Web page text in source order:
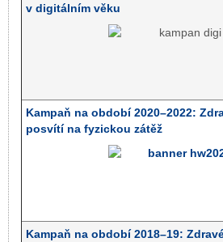
v digitálním věku
Kampaň na období 2020–2022:
posvítí na fyzickou zátěž
Kampaň na období 2018–19: